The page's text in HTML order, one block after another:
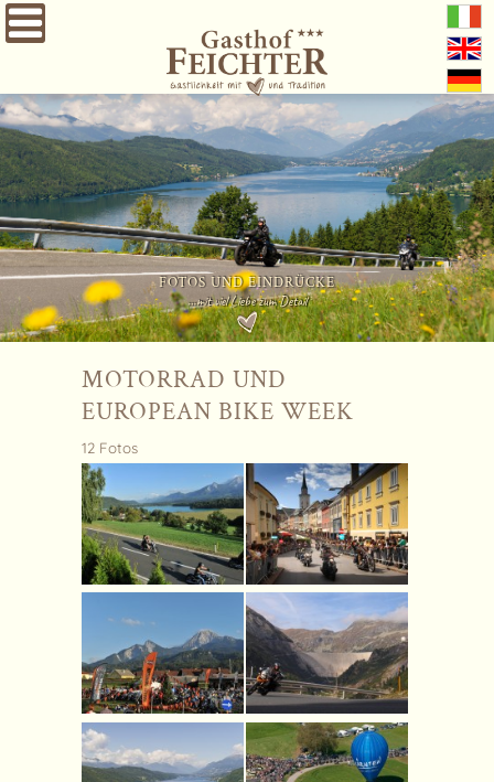
FOTOS UND EINDRÜCKE
…mit viel Liebe zum Detail
MOTORRAD UND
EUROPEAN BIKE WEEK
12 Fotos